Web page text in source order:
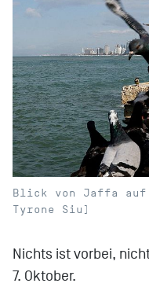
Blick von Jaffa
Tyrone Siu)
Nichts ist vorbei,
7. Oktober.